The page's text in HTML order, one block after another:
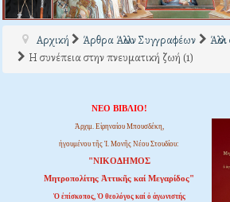
Αρχική Άρθρα Άλλων Συγγραφέων
Η συνέπεια στην πνευματική ζωή (1)
ΝΕΟ ΒΙΒΛΙΟ!
Ἀρχιμ. Εἰρηναίου Μπουσδέκη,
ἡγουμένου τῆς Ἱ. Μονῆς Νέου Στουδίου:
"ΝΙΚΟΔΗΜΟΣ
Μητροπολίτης Ἀττικῆς καί Μεγαρίδος"
Ὁ ἐπίσκοπος, Ὁ θεολόγος καί ὁ ἀγωνιστής